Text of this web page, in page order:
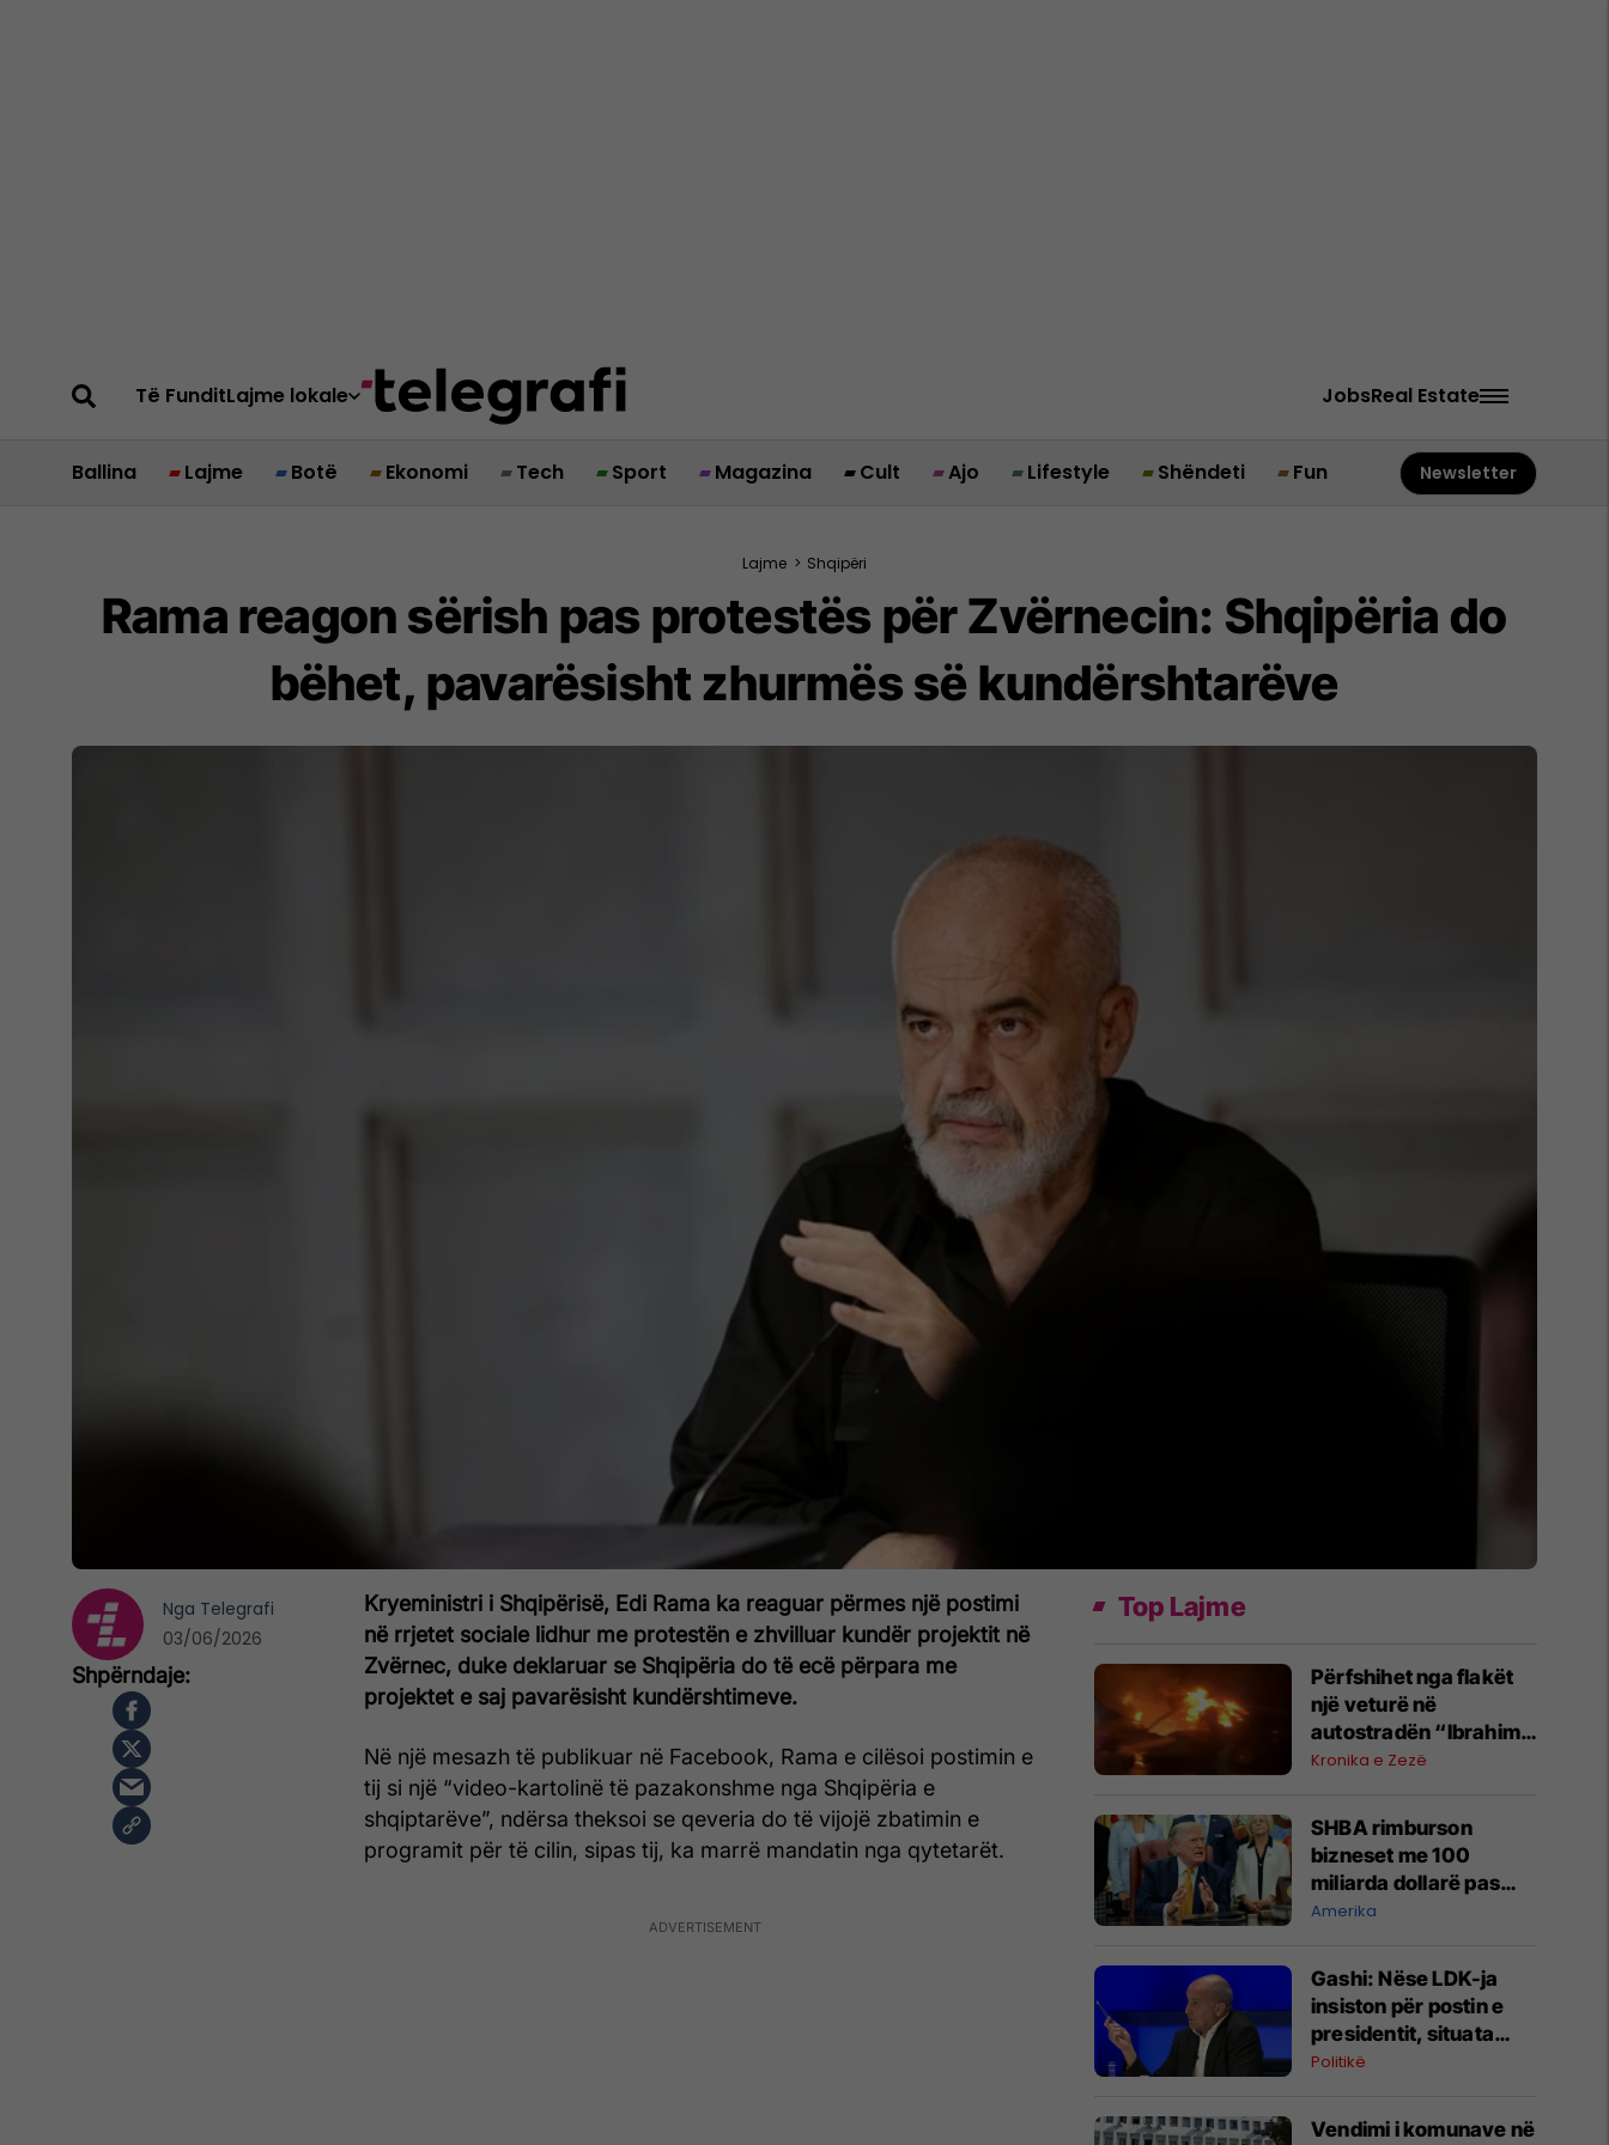
Të FunditLajme lokale JobsReal Estate
Ballina Lajme Botë Ekonomi Tech Sport Magazina Cult Ajo Lifestyle Shëndeti Fun Newsletter
Lajme > Shqipëri
Rama reagon sërish pas protestës për Zvërnecin: Shqipëria do
bëhet, pavarësisht zhurmës së kundërshtarëve
Kryeministri i Shqipërisë, Edi Rama ka reaguar përmes një postimi
në rrjetet sociale lidhur me protestën e zhvilluar kundër projektit në
Zvërnec, duke deklaruar se Shqipëria do të ecë përpara me
projektet e saj pavarësisht kundërshtimeve.
Në një mesazh të publikuar në Facebook, Rama e cilësoi postimin e
tij si një “video-kartolinë të pazakonshme nga Shqipëria e
shqiptarëve”, ndërsa theksoi se qeveria do të vijojë zbatimin e
programit për të cilin, sipas tij, ka marrë mandatin nga qytetarët.
Nga Telegrafi
03/06/2026
Top Lajme
Përfshihet nga flakët
një veturë në
autostradën “Ibrahim
Rugova”
Kronika e Zezë
SHBA rimburson
bizneset me 100
miliarda dollarë pas
anulimit të tarifave të
Amerika
Gashi: Nëse LDK-ja
insiston për postin e
presidentit, situata
komplikohet - pres që
Politikë
Vendimi i komunave në